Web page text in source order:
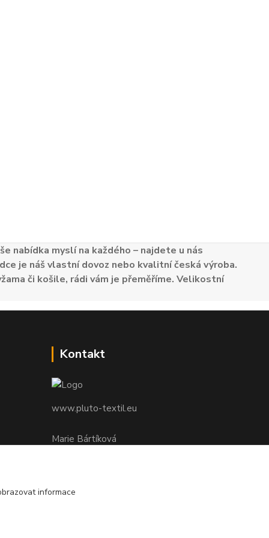
nabídka myslí na každého – najdete u nás
je náš vlastní dovoz nebo kvalitní česká výroba.
či košile, rádi vám je přeměříme. Velikostní
Kontakt
www.pluto-textil.eu
Marie Bártíková
pluto@pluto.eu
informace